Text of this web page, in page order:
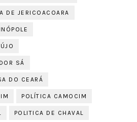
DE JERICOACOARA
SÁ
DO CEARÁ
POLÍTICA CAMOCIM
POLITICA DE CHAVAL